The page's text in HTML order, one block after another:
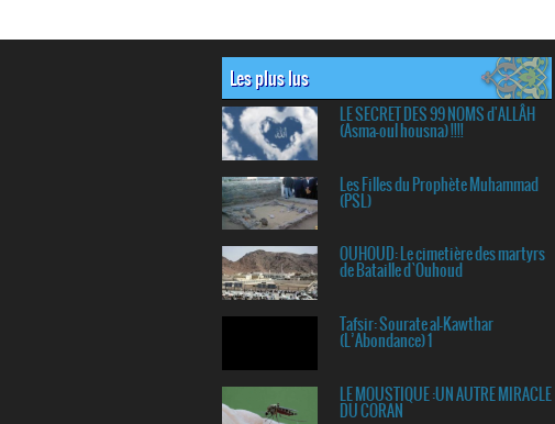
Les plus lus
LE SECRET DES 99 NOMS d'ALLÂH
(Asma-oul housna) !!!!
Les Filles du Prophète Muhammad
(PSL)
OUHOUD: Le cimetière des martyrs
de Bataille d`Ouhoud
Tafsir: Sourate al-Kawthar
(L’Abondance) 1
LE MOUSTIQUE :UN AUTRE MIRACLE
DU CORAN